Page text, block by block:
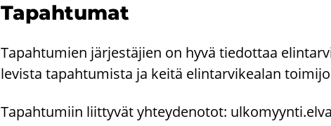
Ta­pah­tu­mat
Ta­pah­tu­mien jär­jes­tä­jien on hyvä tie­dot­taa
le­vis­ta ta­pah­tu­mis­ta ja keitä elin­tar­vi­kea­lan
Ta­pah­tu­miin liit­ty­vät yh­tey­de­no­tot: